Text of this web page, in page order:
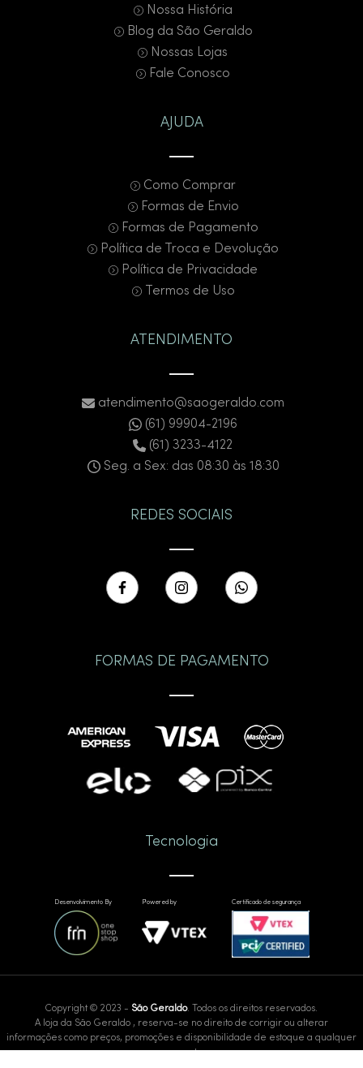
Nossa História
Blog da São Geraldo
Nossas Lojas
Fale Conosco
AJUDA
Como Comprar
Formas de Envio
Formas de Pagamento
Política de Troca e Devolução
Política de Privacidade
Termos de Uso
ATENDIMENTO
atendimento@saogeraldo.com
(61) 99904-2196
(61) 3233-4122
Seg. a Sex: das 08:30 às 18:30
REDES SOCIAIS
FORMAS DE PAGAMENTO
Tecnologia
Desenvolvimento By Powered by Certificado de segurança
Copyright © 2023 - São Geraldo. Todos os direitos reservados.
A loja da São Geraldo , reserva-se no direito de corrigir ou alterar
informações como preços, promoções e disponibilidade de estoque a qualquer
momento.